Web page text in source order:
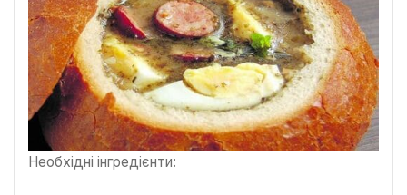
Необхідні інгредієнти: